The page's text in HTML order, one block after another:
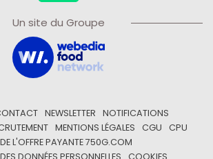
Un site du Groupe
NEWSLETTER
NOTIFICATIONS
MENTIONS LÉGALES CGU
CPU
L'OFFRE PAYANTE 750G.COM
DONNÉES PERSONNELLES
COOKIES